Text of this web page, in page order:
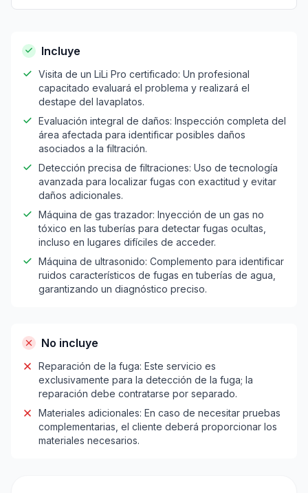
Incluye
Visita de un LiLi Pro certificado: Un profesional
capacitado evaluará el problema y realizará el
destape del lavaplatos.
Evaluación integral de daños: Inspección completa del
área afectada para identificar posibles daños
asociados a la filtración.
Detección precisa de filtraciones: Uso de tecnología
avanzada para localizar fugas con exactitud y evitar
daños adicionales.
Máquina de gas trazador: Inyección de un gas no
tóxico en las tuberías para detectar fugas ocultas,
incluso en lugares difíciles de acceder.
Máquina de ultrasonido: Complemento para identificar
ruidos característicos de fugas en tuberías de agua,
garantizando un diagnóstico preciso.
No incluye
Reparación de la fuga: Este servicio es
exclusivamente para la detección de la fuga; la
reparación debe contratarse por separado.
Materiales adicionales: En caso de necesitar pruebas
complementarias, el cliente deberá proporcionar los
materiales necesarios.